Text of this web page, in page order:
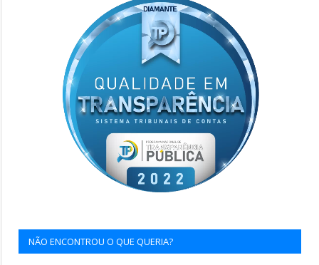
NÃO ENCONTROU O QUE QUERIA?